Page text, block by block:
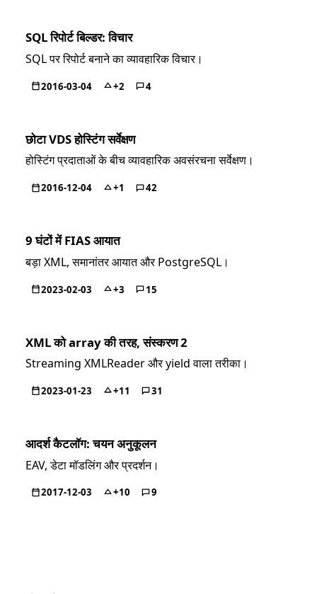
SQL रिपोर्ट बिल्डर: विचार
SQL पर रिपोर्ट बनाने का व्यावहारिक विचार।
2016-03-04 +2 4
छोटा VDS होस्टिंग सर्वेक्षण
होस्टिंग प्रदाताओं के बीच व्यावहारिक अवसंरचना सर्वेक्षण।
2016-12-04 +1 42
9 घंटों में FIAS आयात
बड़ा XML, समानांतर आयात और PostgreSQL।
2023-02-03 +3 15
XML को array की तरह, संस्करण 2
Streaming XMLReader और yield वाला तरीका।
2023-01-23 +11 31
आदर्श कैटलॉग: चयन अनुकूलन
EAV, डेटा मॉडलिंग और प्रदर्शन।
2017-12-03 +10 9